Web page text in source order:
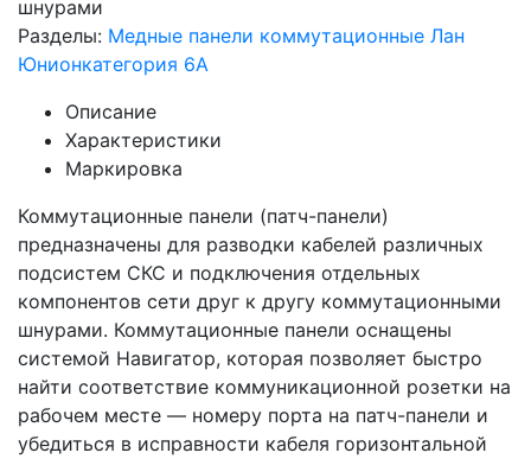
шнурами
Разделы: Медные панели коммутационные Лан
Юнионкатегория 6A
Описание
Характеристики
Маркировка
Коммутационные панели (патч-панели)
предназначены для разводки кабелей различных
подсистем СКС и подключения отдельных
компонентов сети друг к другу коммутационными
шнурами. Коммутационные панели оснащены
системой Навигатор, которая позволяет быстро
найти соответствие коммуникационной розетки на
рабочем месте — номеру порта на патч-панели и
убедиться в исправности кабеля горизонтальной